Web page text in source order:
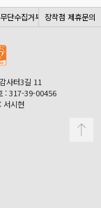
단수집거부 장착점 제휴문의
사터3길 11
: 317-39-00456
서시현